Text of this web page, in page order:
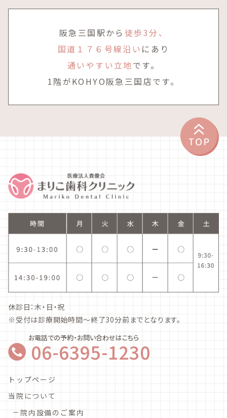
阪急三国駅から 徒歩3分、
国道１７６号線沿い にあり
通いやすい立地です。
1階がKOHYO阪急三国店です。
休診日：木・日・祝
※受付は診療開始時間～終了30分前までとなります。
お電話での予約・お問い合わせはこちら
06-6395-1230
トップページ
当院について
院内設備のご案内